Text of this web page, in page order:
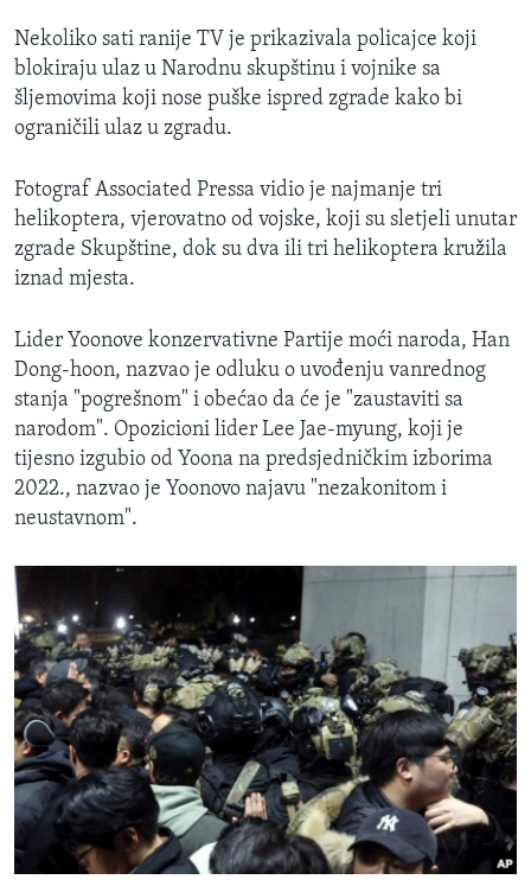
Nekoliko sati ranije TV je prikazivala policajce koji
blokiraju ulaz u Narodnu skupštinu i vojnike sa
šljemovima koji nose puške ispred zgrade kako bi
ograničili ulaz u zgradu.
Fotograf Associated Pressa vidio je najmanje tri
helikoptera, vjerovatno od vojske, koji su sletjeli unutar
zgrade Skupštine, dok su dva ili tri helikoptera kružila
iznad mjesta.
Lider Yoonove konzervativne Partije moći naroda, Han
Dong-hoon, nazvao je odluku o uvođenju vanrednog
stanja "pogrešnom" i obećao da će je "zaustaviti sa
narodom". Opozicioni lider Lee Jae-myung, koji je
tijesno izgubio od Yoona na predsjedničkim izborima
2022., nazvao je Yoonovo najavu "nezakonitom i
neustavnom".